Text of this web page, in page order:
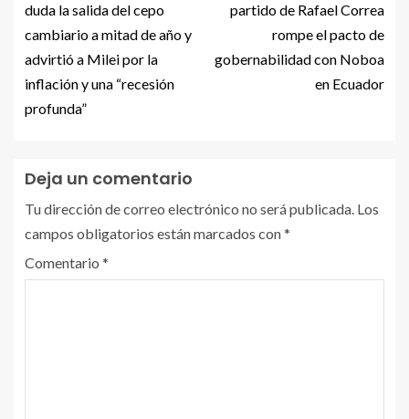
duda la salida del cepo
cambiario a mitad de año y
advirtió a Milei por la
inflación y una “recesión
profunda”
partido de Rafael Correa
rompe el pacto de
gobernabilidad con Noboa
en Ecuador
Deja un comentario
Tu dirección de correo electrónico no será publicada. Los
campos obligatorios están marcados con*
Comentario *